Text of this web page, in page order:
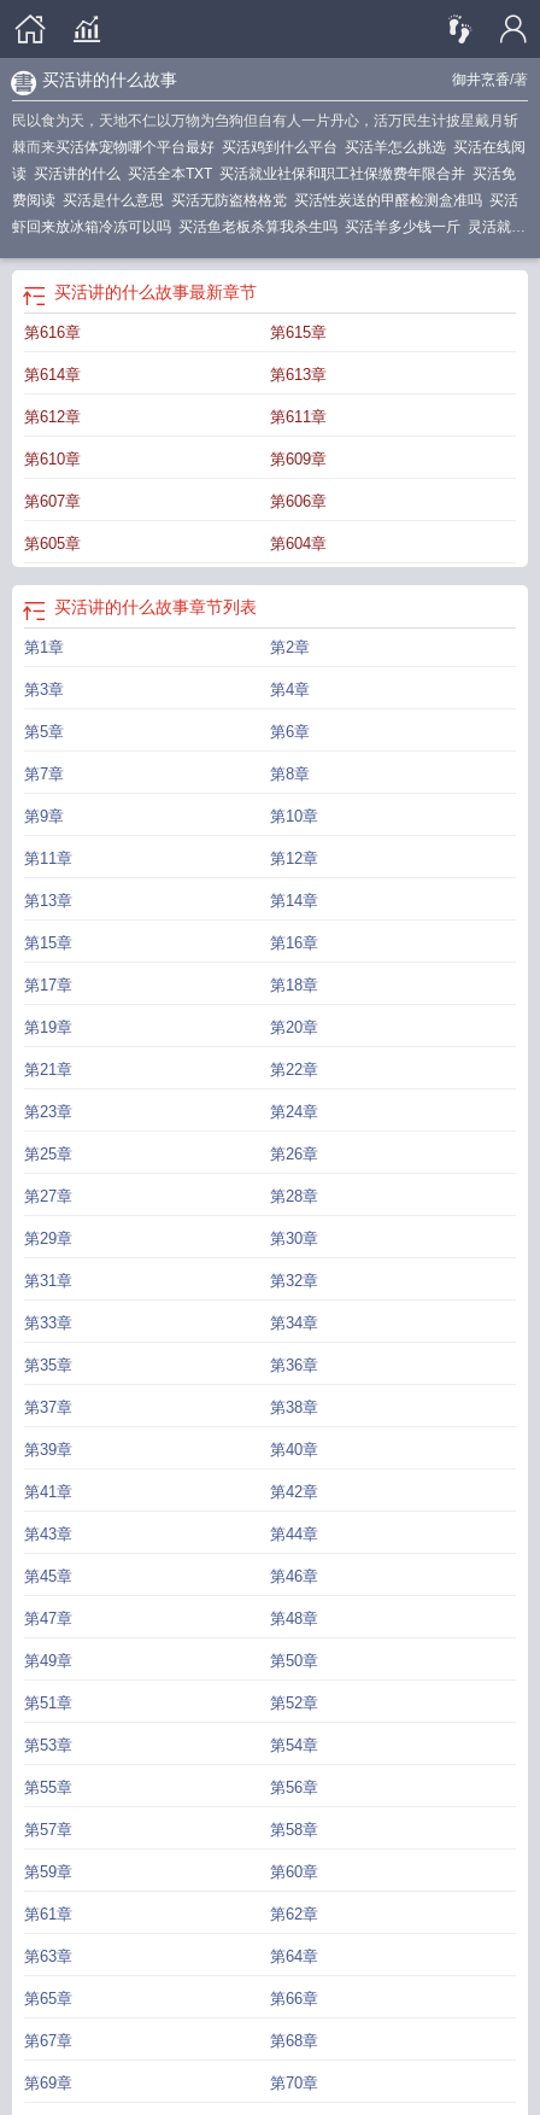
御井烹香/著
买活讲的什么故事
民以食为天，天地不仁以万物为刍狗但自有人一片丹心，活万民生计披星戴月斩
棘而来买活体宠物哪个平台最好 买活鸡到什么平台 买活羊怎么挑选 买活在线阅
读 买活讲的什么 买活全本TXT 买活就业社保和职工社保缴费年限合并 买活免
费阅读 买活是什么意思 买活无防盗格格党 买活性炭送的甲醛检测盒准吗 买活
虾回来放冰箱冷冻可以吗 买活鱼老板杀算我杀生吗 买活羊多少钱一斤 灵活就业
买活作者御井烹香 买活讲的什么故事
别吗?
平台买活体鸟去哪个网站 买活御井烹香TXT买活就业人员医保后
活俱乐部
买活牛多少钱一斤
活御井烹香晋江
买活笔趣阁
买活讲的什么故事最新章节
第616章 第615章
第614章 第613章
第612章 第611章
第610章 第609章
第607章 第606章
第605章 第604章
买活讲的什么故事章节列表
第1章 第2章
第3章 第4章
第5章 第6章
第7章 第8章
第9章 第10章
第11章 第12章
第13章 第14章
第15章 第16章
第17章 第18章
第19章 第20章
第21章 第22章
第23章 第24章
第25章 第26章
第27章 第28章
第29章 第30章
第31章 第32章
第33章 第34章
第35章 第36章
第37章 第38章
第39章 第40章
第41章 第42章
第43章 第44章
第45章 第46章
第47章 第48章
第49章 第50章
第51章 第52章
第53章 第54章
第55章 第56章
第57章 第58章
第59章 第60章
第61章 第62章
第63章 第64章
第65章 第66章
第67章 第68章
第69章 第70章